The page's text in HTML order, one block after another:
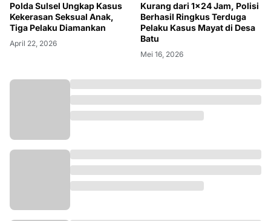
Polda Sulsel Ungkap Kasus
Kekerasan Seksual Anak,
Tiga Pelaku Diamankan
April 22, 2026
Kurang dari 1x24 Jam, Polisi
Berhasil Ringkus Terduga
Pelaku Kasus Mayat di Desa
Batu
Mei 16, 2026